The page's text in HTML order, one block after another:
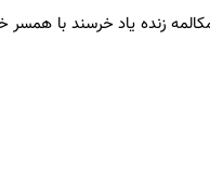
زنده یاد خرسند با همسر